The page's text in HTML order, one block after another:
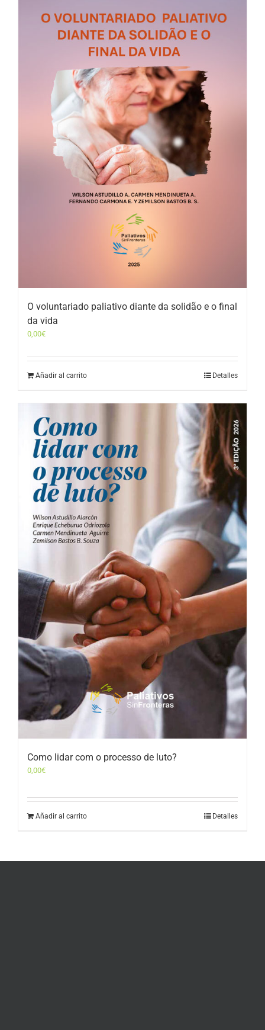
O voluntariado paliativo diante da solidão e o final
da vida
0,00€
Añadir al carrito Detalles
Como lidar com o processo de luto?
0,00€
Añadir al carrito Detalles